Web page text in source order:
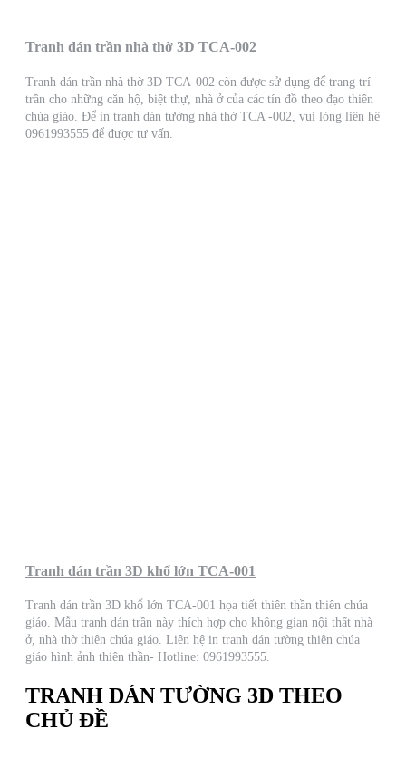
Tranh dán trần nhà thờ 3D TCA-002
Tranh dán trần nhà thờ 3D TCA-002 còn được sử dụng để trang trí
trần cho những căn hộ, biệt thự, nhà ở của các tín đồ theo đạo thiên
chúa giáo. Để in tranh dán tường nhà thờ TCA -002, vui lòng liên hệ
0961993555 để được tư vấn.
Tranh dán trần 3D khổ lớn TCA-001
Tranh dán trần 3D khổ lớn TCA-001 họa tiết thiên thần thiên chúa
giáo. Mẫu tranh dán trần này thích hợp cho không gian nội thất nhà
ở, nhà thờ thiên chúa giáo. Liên hệ in tranh dán tường thiên chúa
giáo hình ảnh thiên thần- Hotline: 0961993555.
TRANH DÁN TƯỜNG 3D THEO
CHỦ ĐỀ